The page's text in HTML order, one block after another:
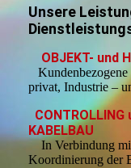
Unsere
OBJEKT- und
privat, Industrie –
KABELBAU
In Verbindung mit
Koordinierung der